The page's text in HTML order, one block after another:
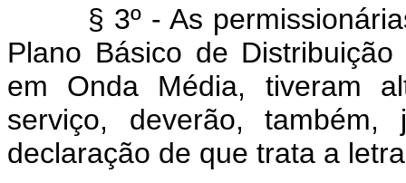
§ 3º - As permissionárias
Plano Básico de
em Onda Média, tiveram
serviço, deverão,
declaração de que trata a